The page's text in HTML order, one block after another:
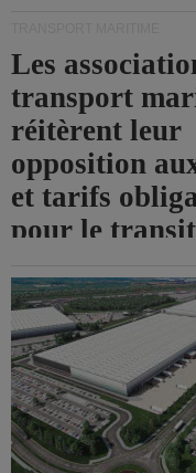
Les
transport
réitèrent leur
opposition
et tarifs
pour le